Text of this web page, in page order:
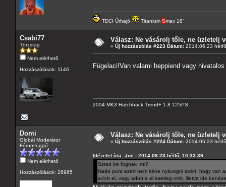
TDCI Űrhajó Titanium Smax 18"
Csabi77
Törzstag
Nem elérhető
Hozzászólások: 1146
Válasz: Ne vásárolj tőle, ne üzletelj
« Új hozzászólás #223 Dátum: 2014.06.23
Fügelaci!Van valami heppiend vagy
2004 MK3 Hatchback Trend+ 1.8 125PS
Domi
Globál Moderátor
Fórumfüggő
Nem elérhető
Hozzászólások: 26965
Válasz: Ne vásárolj tőle, ne üzletelj
« Új hozzászólás #224 Dátum: 2014.06.23
Idézetet írta: Joe - 2014.06.23 hétfő, 10:33:39
Szted be fognak írni?
Nade pont ezért nem kéne nyávogni azért, hogy van
adott el, vagy adott e el esetleg vmit, illetve ide